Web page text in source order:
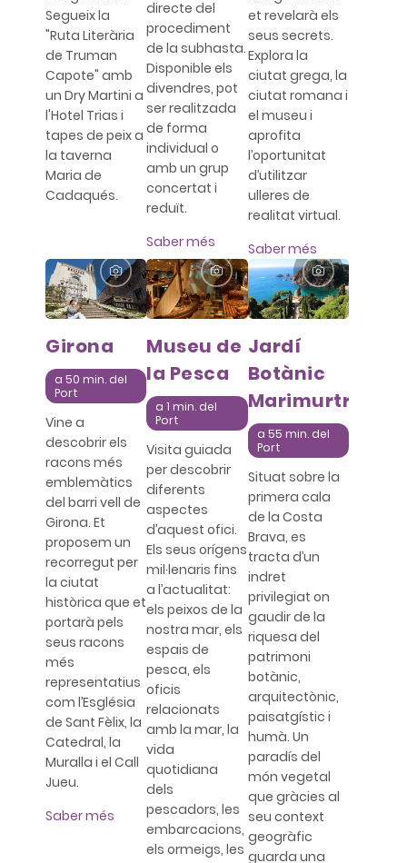
Segueix la
"Ruta Literària
de Truman
Capote" amb
un Dry Martini a
l'Hotel Trias i
tapes de peix a
la taverna
Maria de
Cadaqués.
directe del
procediment
de la subhasta.
Disponible els
divendres, pot
ser realitzada
de forma
individual o
amb un grup
concertat i
reduït.
Saber més
et revelarà els
seus secrets.
Explora la
ciutat grega, la
ciutat romana i
el museu i
aprofita
l’oportunitat
d’utilitzar
ulleres de
realitat virtual.
Saber més
Girona
a 50 min. del
Port
Vine a
descobrir els
racons més
emblemàtics
del barri vell de
Girona. Et
proposem un
recorregut per
la ciutat
històrica que et
portarà pels
seus racons
més
representatius
com l’Església
de Sant Fèlix, la
Catedral, la
Muralla i el Call
Jueu.
Saber més
Museu de
la Pesca
a 1 min. del
Port
Visita guiada
per descobrir
diferents
aspectes
d’aquest ofici.
Els seus orígens
mil·lenaris fins
a l’actualitat:
els peixos de la
nostra mar, els
espais de
pesca, els
oficis
relacionats
amb la mar, la
vida
quotidiana
dels
pescadors, les
embarcacions,
els ormeigs, les
Jardí
Botànic
Marimurtra
a 55 min. del
Port
Situat sobre la
primera cala
de la Costa
Brava, es
tracta d’un
indret
privilegiat on
gaudir de la
riquesa del
patrimoni
botànic,
arquitectònic,
paisatgístic i
humà. Un
paradís del
món vegetal
que gràcies al
seu context
geogràfic
guarda una